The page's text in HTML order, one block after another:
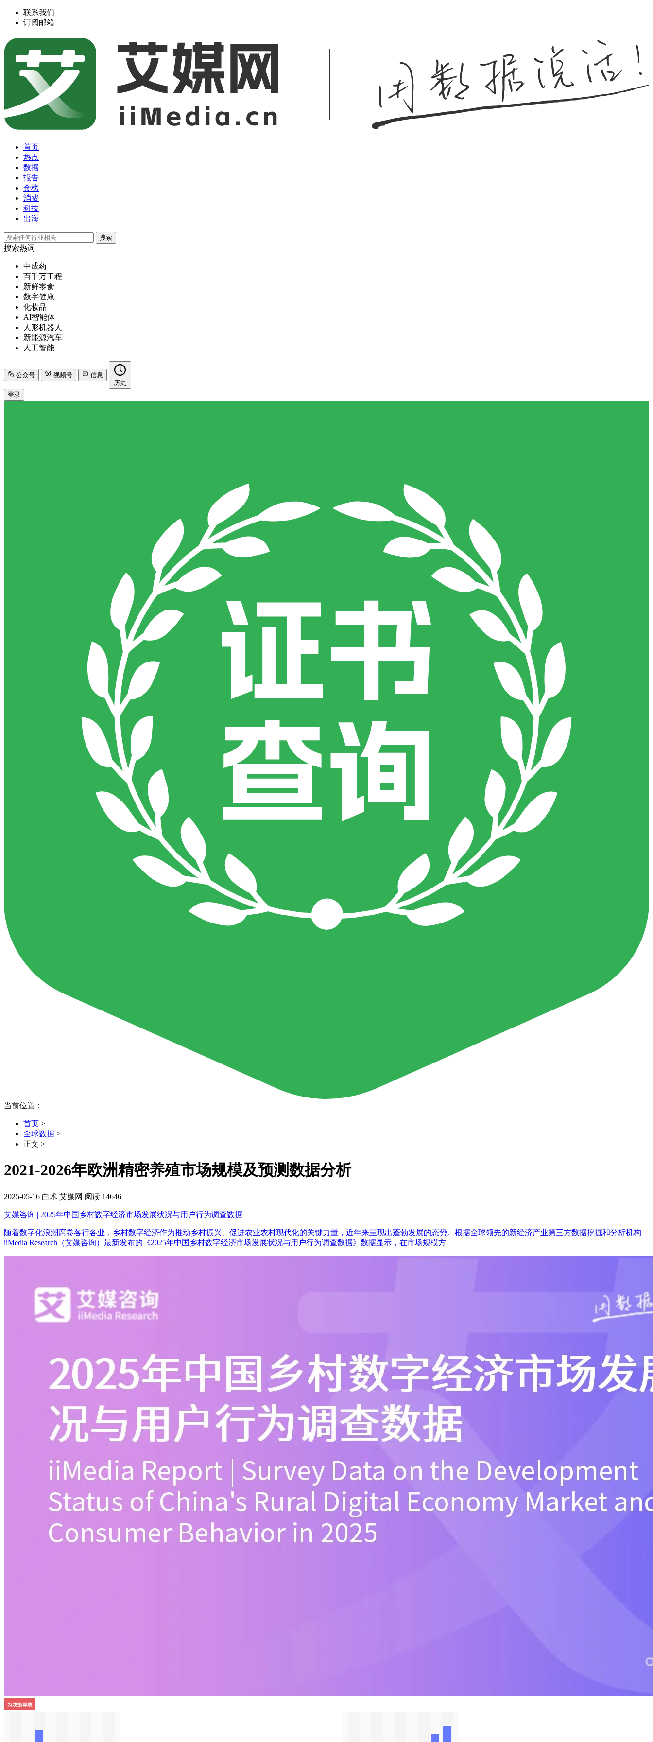
联系我们
订阅邮箱
首页
热点
数据
报告
金榜
消费
科技
出海
搜索
搜索热词
中成药
百千万工程
新鲜零食
数字健康
化妆品
AI智能体
人形机器人
新能源汽车
人工智能
公众号 视频号
信息
历史
登录
当前位置：
首页 >
全球数据 >
正文 >
2021-2026年欧洲精密养殖市场规模及预测数据分析
2025-05-16 白术 艾媒网 阅读 14646
艾媒咨询 | 2025年中国乡村数字经济市场发展状况与用户行为调查数据
随着数字化浪潮席卷各行各业，乡村数字经济作为推动乡村振兴、促进农业农村现代化的关键力量，近年来呈现出蓬勃发展的态势。根据全球领先的新经济产业第三方数据挖掘和分析机构
iiMedia Research（艾媒咨询）最新发布的《2025年中国乡村数字经济市场发展状况与用户行为调查数据》数据显示，在市场规模方